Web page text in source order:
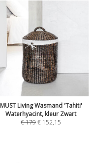
MUST Living Wasmand 'Tahiti'
Waterhyacint, kleur Zwart
€179€ 152,15